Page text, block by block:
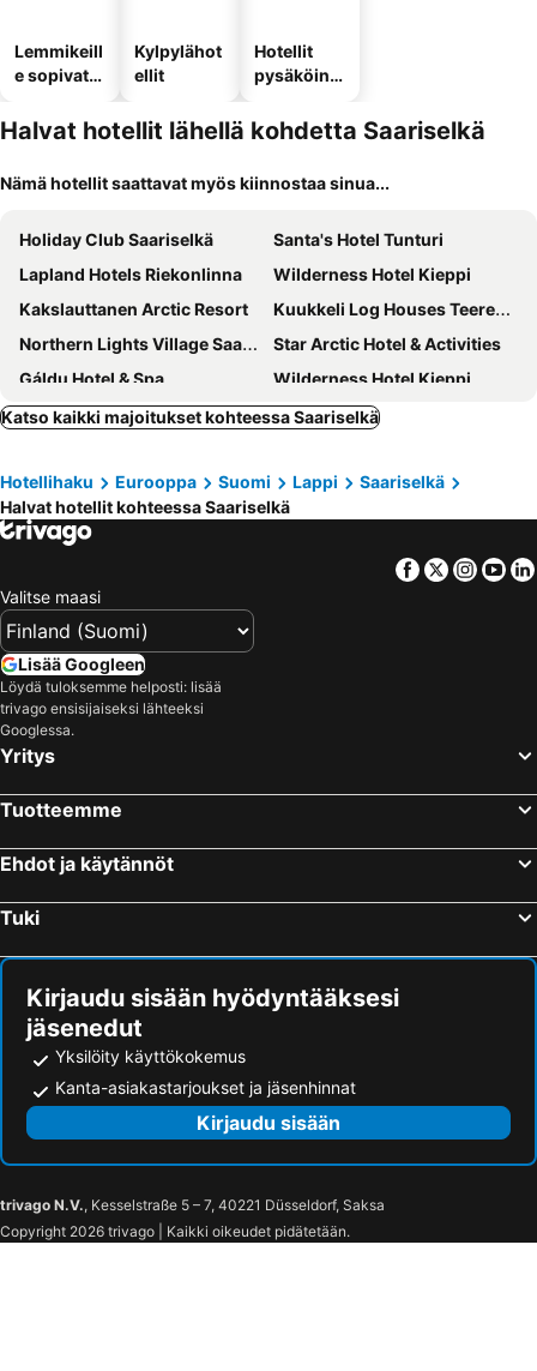
Lemmikeill
e sopivat
Kylpylähot
ellit
Hotellit
pysäköinni
Halvat hotellit lähellä kohdetta Saariselkä
Nämä hotellit saattavat myös kiinnostaa sinua...
Holiday Club Saariselkä
Santa's Hotel Tunturi
Lapland Hotels Riekonlinna
Wilderness Hotel Kieppi
Kakslauttanen Arctic Resort
Kuukkeli Log Houses Teerenpesä
Northern Lights Village Saariselkä
Star Arctic Hotel & Activities
Gáldu Hotel & Spa
Wilderness Hotel Kieppi
Wilderness Hotel Saariselkä
Kiisa A&B two apartments with aurora room
Aurora Collection
Saariselka Kelo Lodge
AURA Arctic Chalets - Grand Panoramic & Grand Hideaway
Tundra Resort
Katso kaikki majoitukset kohteessa Saariselkä
Hotellihaku Eurooppa Suomi Lappi
Saariselkä
Halvat hotellit kohteessa Saariselkä
Facebook
Twitter
Valitse maasi
Lisää Googleen
Löydä tuloksemme helposti: lisää
trivago ensisijaiseksi lähteeksi
Googlessa.
Yritys
Tuotteemme
Ehdot ja käytännöt
Tuki
Kirjaudu sisään hyödyntääksesi
jäsenedut
Yksilöity käyttökokemus
Kanta-asiakastarjoukset ja jäsenhinnat
Kirjaudu sisään
trivago N.V., Kesselstraße 5 – 7, 40221 Düsseldorf, Saksa
Copyright 2026 trivago | Kaikki oikeudet pidätetään.